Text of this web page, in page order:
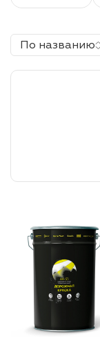
бетону,
и эмали
По названию